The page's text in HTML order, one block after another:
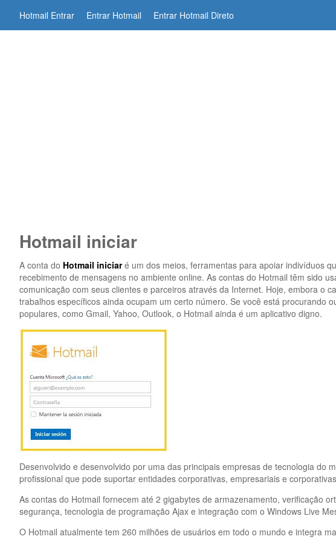
Hotmail Entrar Entrar Hotmail Entrar Hotmail Direto
Hotmail iniciar
A conta do Hotmail iniciaré um dos meios, ferramentas para apoiar indivíduos
recebimento de mensagens no ambiente online. As contas do Hotmail têm sido
comunicação com seus clientes e parceiros através da Internet. Hoje, embora o
trabalhos específicos ainda ocupam um certo número. Se você está procurando
populares, como Gmail, Yahoo, Outlook, o Hotmail ainda é um aplicativo digno.
Desenvolvido e desenvolvido por uma das principais empresas de tecnologia do
profissional que pode suportar entidades corporativas, empresariais e
As contas do Hotmail fornecem até 2 gigabytes de armazenamento, verificação
segurança, tecnologia de programação Ajax e integração com o Windows Live
O Hotmail atualmente tem 260 milhões de usuários em todo o mundo e integra